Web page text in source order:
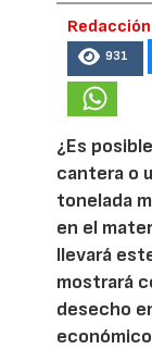
931
¿Es
cantera o
tonelada
en el
llevará
mostrará
desecho